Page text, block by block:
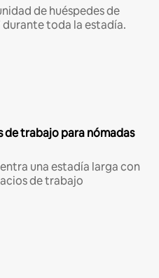
de huéspedes de
toda la estadía.
de trabajo para nómadas
una estadía larga con
de trabajo